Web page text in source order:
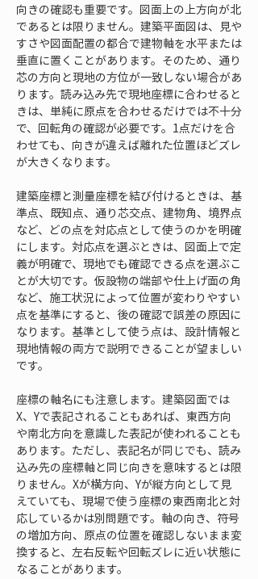
向きの確認も重要です。図面上の上方向が北
であるとは限りません。建築平面図は、見や
すさや図面配置の都合で建物軸を水平または
垂直に置くことがあります。そのため、通り
芯の方向と現地の方位が一致しない場合があ
ります。読み込み先で現地座標に合わせると
きは、単純に原点を合わせるだけでは不十分
で、回転角の確認が必要です。1点だけを合
わせても、向きが違えば離れた位置ほどズレ
が大きくなります。
建築座標と測量座標を結び付けるときは、基
準点、既知点、通り芯交点、建物角、境界点
など、どの点を対応点として使うのかを明確
にします。対応点を選ぶときは、図面上で定
義が明確で、現地でも確認できる点を選ぶこ
とが大切です。仮設物の端部や仕上げ面の角
など、施工状況によって位置が変わりやすい
点を基準にすると、後の確認で誤差の原因に
なります。基準として使う点は、設計情報と
現地情報の両方で説明できることが望ましい
です。
座標の軸名にも注意します。建築図面では
X、Yで表記されることもあれば、東西方向
や南北方向を意識した表記が使われることも
あります。ただし、表記名が同じでも、読み
込み先の座標軸と同じ向きを意味するとは限
りません。Xが横方向、Yが縦方向として見
えていても、現場で使う座標の東西南北と対
応しているかは別問題です。軸の向き、符号
の増加方向、原点の位置を確認しないまま変
換すると、左右反転や回転ズレに近い状態に
なることがあります。